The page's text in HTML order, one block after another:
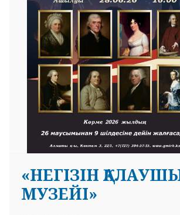
«НЕГІЗІН
МУЗЕЙІ»